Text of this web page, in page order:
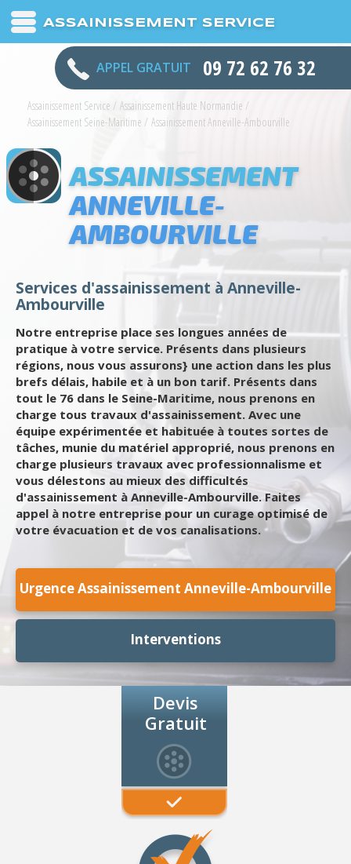
ASSAINISSEMENT SERVICE
APPEL GRATUIT 09 72 62 76 32
Assainissement Service / Assainissement Haute Normandie /
Assainissement Seine-Maritime / Assainissement Anneville-Ambourville
ASSAINISSEMENT
ANNEVILLE-
AMBOURVILLE
Services d'assainissement à Anneville-
Ambourville
Notre entreprise place ses longues années de
pratique à votre service. Présents dans plusieurs
régions, nous vous assurons} une action dans les plus
brefs délais, habile et à un bon tarif. Présents dans
tout le 76 dans le Seine-Maritime, nous prenons en
charge tous travaux d'assainissement. Avec une
équipe expérimentée et habituée à toutes sortes de
tâches, munie du matériel approprié, nous prenons en
charge plusieurs travaux avec professionnalisme et
vous délestons au mieux des difficultés
d'assainissement à Anneville-Ambourville. Faites
appel à notre entreprise pour un curage optimisé de
votre évacuation et de vos canalisations.
Urgence Assainissement Anneville-Ambourville
Interventions
Devis
Gratuit